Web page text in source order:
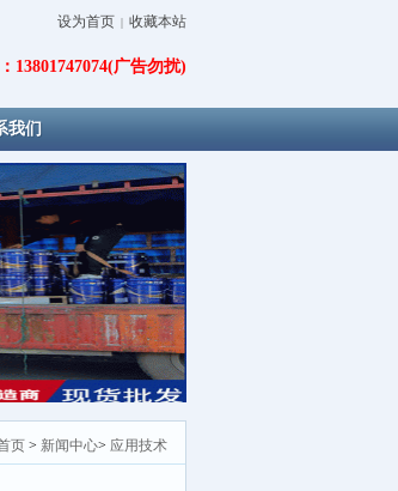
设为首页 | 收藏本站
13801747074(广告勿扰)
我们
页 > 新闻中心> 应用技术